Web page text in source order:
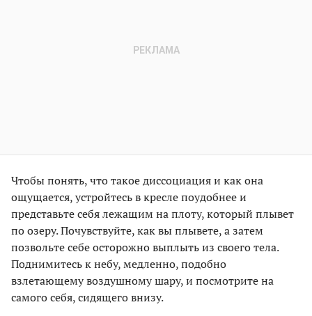
Чтобы понять, что такое диссоциация и как она
ощущается, устройтесь в кресле поудобнее и
представьте себя лежащим на плоту, который плывет
по озеру. Почувствуйте, как вы плывете, а затем
позвольте себе осторожно выплыть из своего тела.
Поднимитесь к небу, медленно, подобно
взлетающему воздушному шару, и посмотрите на
самого себя, сидящего внизу.